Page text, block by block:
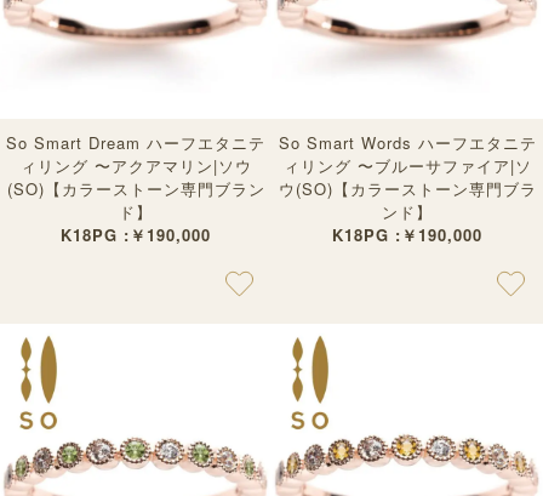
So Smart Dream ハーフエタニテ
ィリング 〜アクアマリン|ソウ
(SO)【カラーストーン専門ブラン
ド】
K18PG :￥190,000
So Smart Words ハーフエタニテ
ィリング 〜ブルーサファイア|ソ
ウ(SO)【カラーストーン専門ブラ
ンド】
K18PG :￥190,000